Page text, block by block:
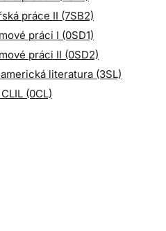
práce II (7SB2)
práci I (0SD1)
práci II (0SD2)
literatura (3SL)
(0CL)